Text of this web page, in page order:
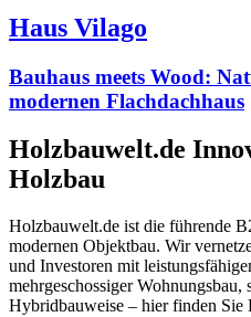
Haus Vilago
Bauhaus meets Wood:
modernen Flachdachhaus
Holzbauwelt.de
Holzbau
Holzbauwelt.de ist die führende
modernen Objektbau. Wir
und Investoren mit
mehrgeschossiger Wohnungsbau,
Hybridbauweise – hier finden Sie